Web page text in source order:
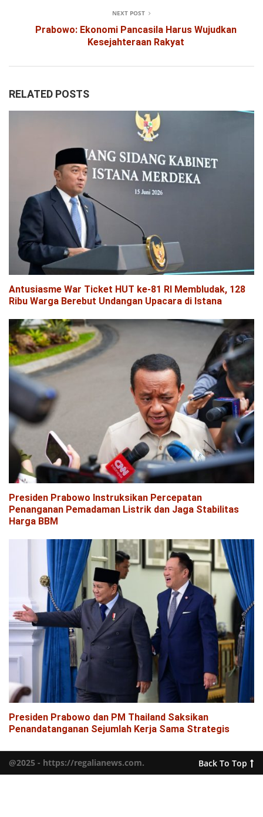
NEXT POST
Prabowo: Ekonomi Pancasila Harus Wujudkan
Kesejahteraan Rakyat
RELATED POSTS
Antusiasme War Ticket HUT ke-81 RI Membludak, 128
Ribu Warga Berebut Undangan Upacara di Istana
Presiden Prabowo Instruksikan Percepatan
Penanganan Pemadaman Listrik dan Jaga Stabilitas
Harga BBM
Presiden Prabowo dan PM Thailand Saksikan
Penandatanganan Sejumlah Kerja Sama Strategis
@2025 - https://regalianews.com. Back To Top